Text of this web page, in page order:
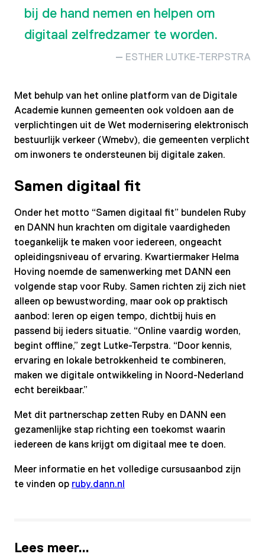
bij de hand nemen en helpen om
digitaal zelfredzamer te worden.
ESTHER LUTKE-TERPSTRA
Met behulp van het online platform van de Digitale
Academie kunnen gemeenten ook voldoen aan de
verplichtingen uit de Wet modernisering elektronisch
bestuurlijk verkeer (Wmebv), die gemeenten verplicht
om inwoners te ondersteunen bij digitale zaken.
Samen digitaal fit
Onder het motto “Samen digitaal fit” bundelen Ruby
en DANN hun krachten om digitale vaardigheden
toegankelijk te maken voor iedereen, ongeacht
opleidingsniveau of ervaring. Kwartiermaker Helma
Hoving noemde de samenwerking met DANN een
volgende stap voor Ruby. Samen richten zij zich niet
alleen op bewustwording, maar ook op praktisch
aanbod: leren op eigen tempo, dichtbij huis en
passend bij ieders situatie. “Online vaardig worden,
begint offline,” zegt Lutke-Terpstra. “Door kennis,
ervaring en lokale betrokkenheid te combineren,
maken we digitale ontwikkeling in Noord-Nederland
echt bereikbaar.”
Met dit partnerschap zetten Ruby en DANN een
gezamenlijke stap richting een toekomst waarin
iedereen de kans krijgt om digitaal mee te doen.
Meer informatie en het volledige cursusaanbod zijn
te vinden op ruby.dann.nl
Lees meer…